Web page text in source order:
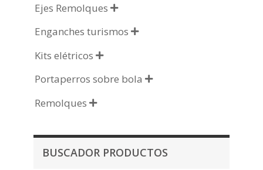
Ejes Remolques 
Enganches turismos 
Kits elétricos 
Portaperros sobre bola 
Remolques 
BUSCADOR PRODUCTOS